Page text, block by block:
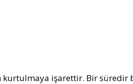
kurtulmaya işarettir. Bir süredir